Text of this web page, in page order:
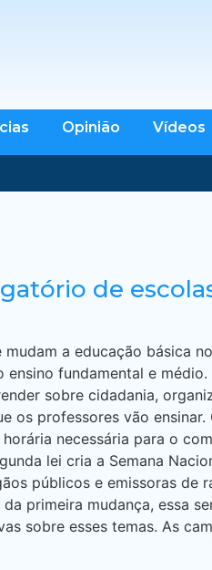
Opinião Vídeos
de
a educação básica
fundamental e
sobre cidadania,
os professores vão
necessária para o
lei cria a Semana
públicos e emissoras
primeira mudança, essa
sobre esses temas. As